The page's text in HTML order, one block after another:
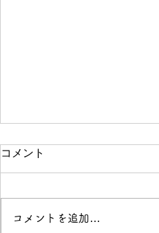
コメント
コメントを追加…